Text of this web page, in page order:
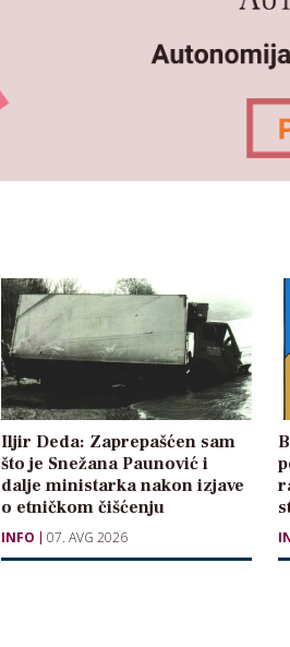
Iljir Deda: Zaprepašćen sam
što je Snežana Paunović i
dalje ministarka nakon izjave
o etničkom čišćenju
INFO 07. AVG 2026